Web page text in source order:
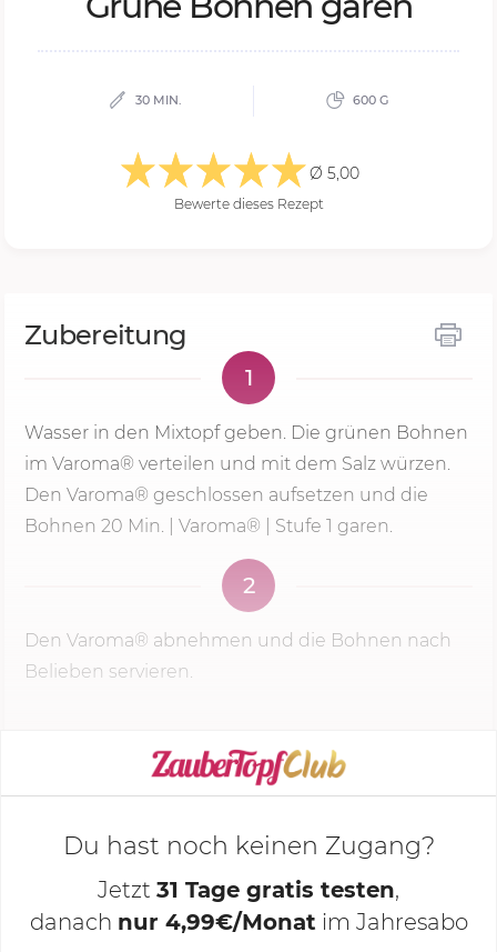
30 MIN. 600 G
Ø 5,00
Bewerte dieses Rezept
Zubereitung
1
Wasser in den Mixtopf geben. Die grünen Bohnen
im Varoma® verteilen und mit dem Salz würzen.
Den Varoma® geschlossen aufsetzen und die
Bohnen 20 Min. | Varoma® | Stufe 1 garen.
2
Den Varoma® abnehmen und die Bohnen nach
Belieben servieren.
KOCHMODUS STARTEN
Deine Notizen
Du hast noch keinen Zugang?
Jetzt 31 Tage gratis testen,
danach nur 4,99€/Monat im Jahresabo